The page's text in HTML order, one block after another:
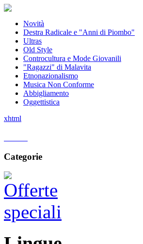
Novità
Destra Radicale e "Anni di Piombo"
Ultras
Old Style
Controcultura e Mode Giovanili
"Ragazzi" di Malavita
Etnonazionalismo
Musica Non Conforme
Abbigliamento
Oggettistica
xhtml
Categorie